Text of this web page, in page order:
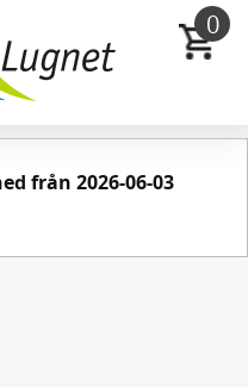
0
från 2026-06-03